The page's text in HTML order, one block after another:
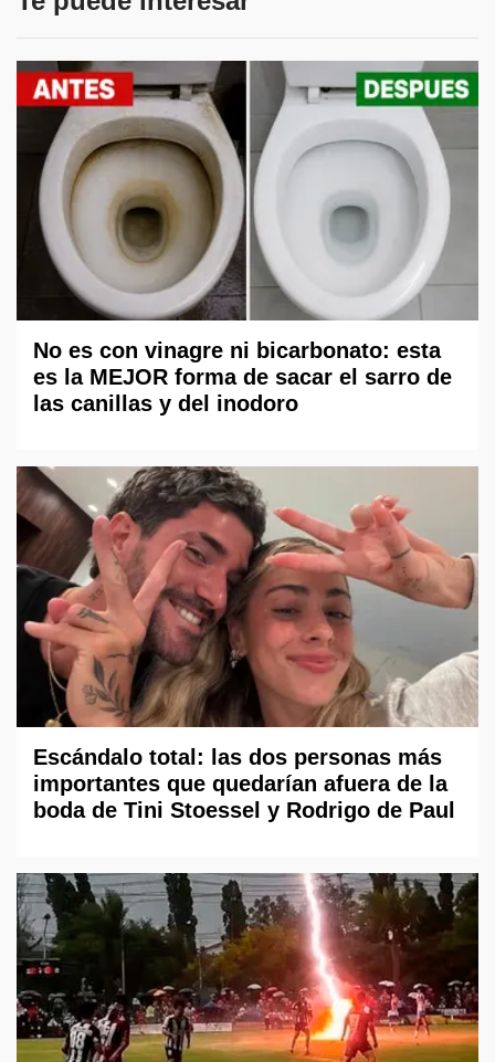
No es con vinagre ni bicarbonato: esta
es la MEJOR forma de sacar el sarro de
las canillas y del inodoro
Escándalo total: las dos personas más
importantes que quedarían afuera de la
boda de Tini Stoessel y Rodrigo de Paul